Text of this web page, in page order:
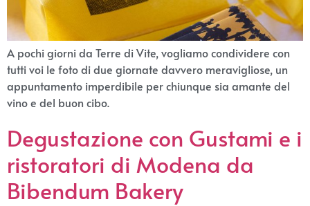
A pochi giorni da Terre di Vite, vogliamo condividere con
tutti voi le foto di due giornate davvero meravigliose, un
appuntamento imperdibile per chiunque sia amante del
vino e del buon cibo.
Degustazione con Gustami e i
ristoratori di Modena da
Bibendum Bakery